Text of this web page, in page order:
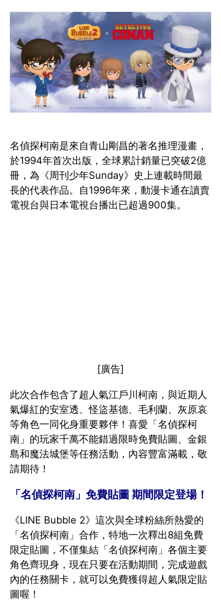
名偵探柯南是來自青山剛昌的著名推理漫畫，
於1994年首次出版，全球累計銷量已突破2億
冊，為《周刊少年Sunday》史上連載時間最
長的代表作品。自1996年來，動漫卡通在讀賣
電視台與日本電視台播出已超過900集。
[廣告]
此次合作包含了超人氣江戶川柯南，與近期人
氣爆紅的安室透、怪盜基德、毛利蘭、灰原哀
等角色一同化身重要夥伴！喜愛「名偵探柯
南」的玩家千萬不能錯過限時免費貼圖、金銀
島和魔法城堡等任務活動，內容豐富滿載，敬
請期待！
「名偵探柯南」免費貼圖 期間限定登場！
《LINE Bubble 2》這次與全球粉絲所熱愛的
「名偵探柯南」合作，特地一次釋出8組免費
限定貼圖，不僅集結「名偵探柯南」各個主要
角色齊現身，現在只要在活動期間，完成遊戲
內的任務關卡，就可以免費獲得超人氣限定貼
圖喔！